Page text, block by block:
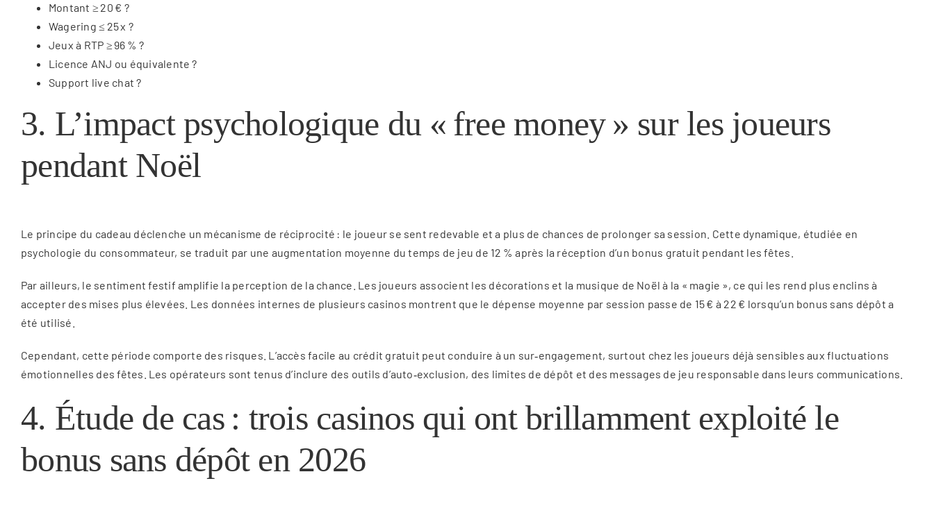
Montant ≥ 20 € ?
Wagering ≤ 25 x ?
Jeux à RTP ≥ 96 % ?
Licence ANJ ou équivalente ?
Support live chat ?
3. L’impact psychologique du « free money » sur les joueurs
pendant Noël
Le principe du cadeau déclenche un mécanisme de réciprocité : le joueur se sent redevable et a plus de chances de prolonger sa session. Cette dynamique, étudiée en
psychologie du consommateur, se traduit par une augmentation moyenne du temps de jeu de 12 % après la réception d’un bonus gratuit pendant les fêtes.
Par ailleurs, le sentiment festif amplifie la perception de la chance. Les joueurs associent les décorations et la musique de Noël à la « magie », ce qui les rend plus enclins à
accepter des mises plus élevées. Les données internes de plusieurs casinos montrent que le dépense moyenne par session passe de 15 € à 22 € lorsqu’un bonus sans dépôt a
été utilisé.
Cependant, cette période comporte des risques. L’accès facile au crédit gratuit peut conduire à un sur‑engagement, surtout chez les joueurs déjà sensibles aux fluctuations
émotionnelles des fêtes. Les opérateurs sont tenus d’inclure des outils d’auto‑exclusion, des limites de dépôt et des messages de jeu responsable dans leurs communications.
4. Étude de cas : trois casinos qui ont brillamment exploité le
bonus sans dépôt en 2026